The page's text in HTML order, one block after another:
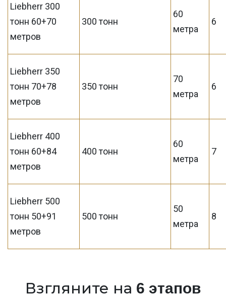
Liebherr 300
тонн 60+70
метров
300 тонн
60
метра
6
Liebherr 350
тонн 70+78
метров
350 тонн
70
метра
6
Liebherr 400
тонн 60+84
метров
400 тонн
60
метра
7
Liebherr 500
тонн 50+91
метров
500 тонн
50
метра
8
Взгляните на 6 этапов